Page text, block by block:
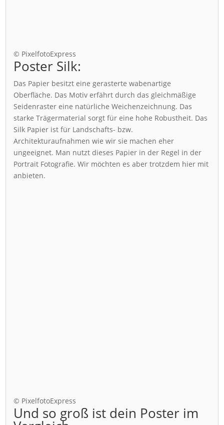
© PixelfotoExpress
Poster Silk:
Das Papier besitzt eine gerasterte wabenartige
Oberfläche. Das Motiv erfährt durch das gleichmäßige
Seidenraster eine natürliche Weichenzeichnung. Das
starke Trägermaterial sorgt für eine hohe Robustheit. Das
Silk Papier ist für Landschafts- bzw.
Architekturaufnahmen wie wir sie machen eher
ungeeignet. Man nutzt dieses Papier in der Regel in der
Portrait Fotografie. Wir möchten es aber trotzdem hier mit
anbieten.
© PixelfotoExpress
Und so groß ist dein Poster im